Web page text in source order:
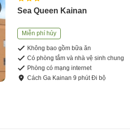
Sea Queen Kainan
Miễn phí hủy
Không bao gồm bữa ăn
Có phòng tắm và nhà vệ sinh chung
Phòng có mạng internet
CáchGa Kainan 9 phútĐi bộ